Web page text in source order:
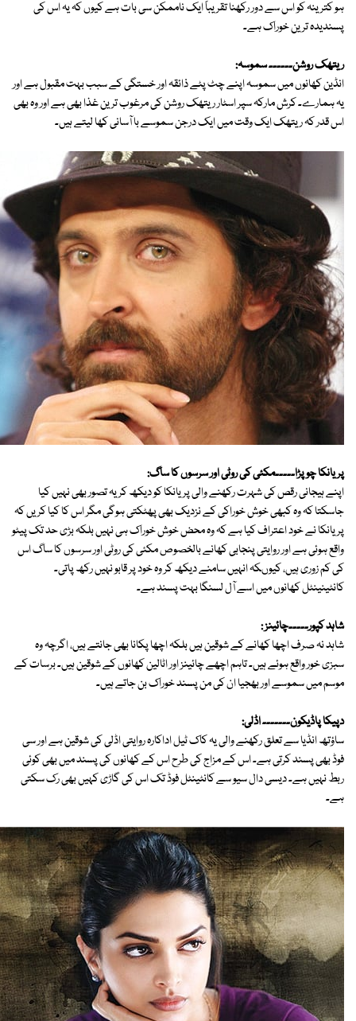
ہو کترینہ کو اس سے دور رکھنا تقریباً ایک ناممکن سی بات ہے کیوں کہ یہ اس کی
پسندیدہ ترین خوراک ہے۔
ریتھک روشن۔۔۔۔۔۔ سموسہ:
انڈین کھانوں میں سموسہ اپنے چٹ پٹے ذائقہ اور خستگی کے سبب بہت مقبول ہے اور
یہ ہمارے۔ کرش مارکہ سپر اسٹار ریتھک روشن کی مرغوب ترین غذا بھی ہے اور وہ بھی
اس قدر کہ ریتھک ایک وقت میں ایک درجن سموسے با آسانی کھا لیتے ہیں۔
پریانکا چوپڑا۔۔۔۔۔مکئی کی روٹی اور سرسوں کا ساگ:
اپنے ہیجانی رقص کی شہرت رکھنے والی پریانکا کو دیکھ کر یہ تصور بھی نہیں کیا
جاسکتا کہ وہ کبھی خوش خوراکی کے نزدیک بھی پھٹکتی ہوگی مگر اس کا کیا کریں کہ
پریانکا نے خود اعتراف کیا ہے کہ وہ محض خوش خوراک ہی نہیں بلکہ بڑی حد تک پیٹو
واقع ہوئی ہے اور روایتی پنجابی کھانے بالخصوص مکئی کی روٹی اور سرسوں کا ساگ اس
کی کم زوری ہیں، کیوںکہ انہیں سامنے دیکھ کر وہ خود پر قابو نہیں رکھ پاتی۔
کانٹینینٹل کھانوں میں اسے آل لسنگا بہت پسند ہے۔
شاہد کپور۔۔۔۔۔چائینز :
شاہد نہ صرف اچھا کھانے کے شوقین ہیں بلکہ اچھا پکانا بھی جانتے ہیں، اگرچہ وہ
سبزی خور واقع ہوئے ہیں۔ تاہم اچھے چائینز اور اٹالین کھانوں کے شوقین ہیں۔ برسات کے
موسم میں سموسے اور بھجیا ان کی من پسند خوراک بن جاتے ہیں۔
دپیکا پاڈیکون۔۔۔۔۔۔۔ اڈلی:
ساؤتھ انڈیا سے تعلق رکھنے والی یہ کاک ٹیل اداکارہ روایتی اڈلی کی شوقین ہے اور سی
فوڈ بھی پسند کرتی ہے۔ اس کے مزاج کی طرح اس کے کھانوں کی پسند میں بھی کوئی
ربط نہیں ہے۔ دیسی دال سیو سے کانٹینٹل فوڈ تک اس کی گاڑی کہیں بھی رک سکتی
ہے۔